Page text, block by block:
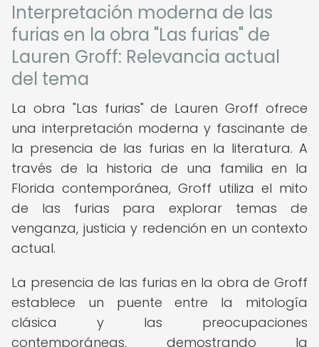
Interpretación moderna de las
furias en la obra "Las furias" de
Lauren Groff: Relevancia actual
del tema
La obra "Las furias" de Lauren Groff ofrece
una interpretación moderna y fascinante de
la presencia de las furias en la literatura. A
través de la historia de una familia en la
Florida contemporánea, Groff utiliza el mito
de las furias para explorar temas de
venganza, justicia y redención en un contexto
actual.
La presencia de las furias en la obra de Groff
establece un puente entre la mitología
clásica y las preocupaciones
contemporáneas, demostrando la